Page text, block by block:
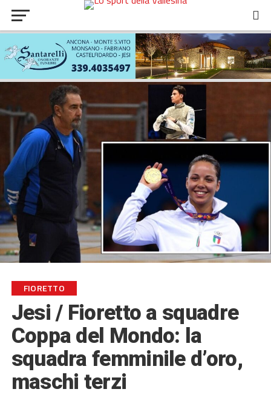
FIORETTO
Jesi / Fioretto a squadre
Coppa del Mondo: la
squadra femminile d’oro,
maschi terzi